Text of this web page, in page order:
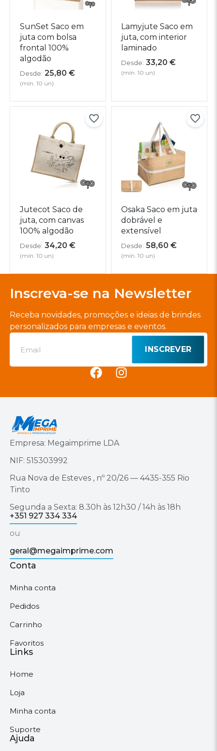
SunSet Saco em
juta com bolsa
frontal 100%
algodão
Desde: 25,80 €
(mín. 10 un)
Lamyjute Saco em
juta, com interior
laminado
Desde: 33,20 €
(mín. 10 un)
Jutecot Saco de
juta, com canvas
100% algodão
Desde: 34,20 €
(mín. 10 un)
Osaka Saco em juta
dobrável e
extensível
Desde: 58,60 €
(mín. 10 un)
Inscreva-se na Newsletter
Receba novidades, promoções e ideias de brindes
personalizados para empresas e eventos.
INSCREVER
Empresa: Megaimprime LDA
NIF: 515303992
Rua Nova de Esteves , nº 20/26 — 4435-355 Rio
Tinto
Segunda a Sexta: 8.30h às 12h30 / 14h às 18h
+351 927 334 334
ou
geral@megaimprime.com
Conta
Minha conta
Pedidos
Carrinho
Favoritos
Links
Home
Loja
Minha conta
Suporte
Ajuda